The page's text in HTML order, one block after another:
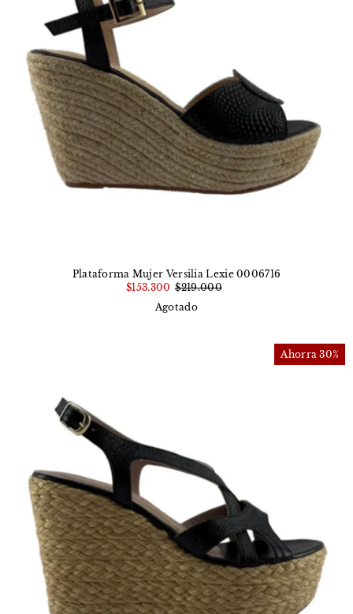
Plataforma Mujer Versilia Lexie 0006716
$153.300 $219.000
Agotado
Ahorra 30%